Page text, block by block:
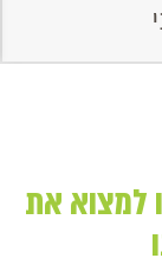
למצוא את